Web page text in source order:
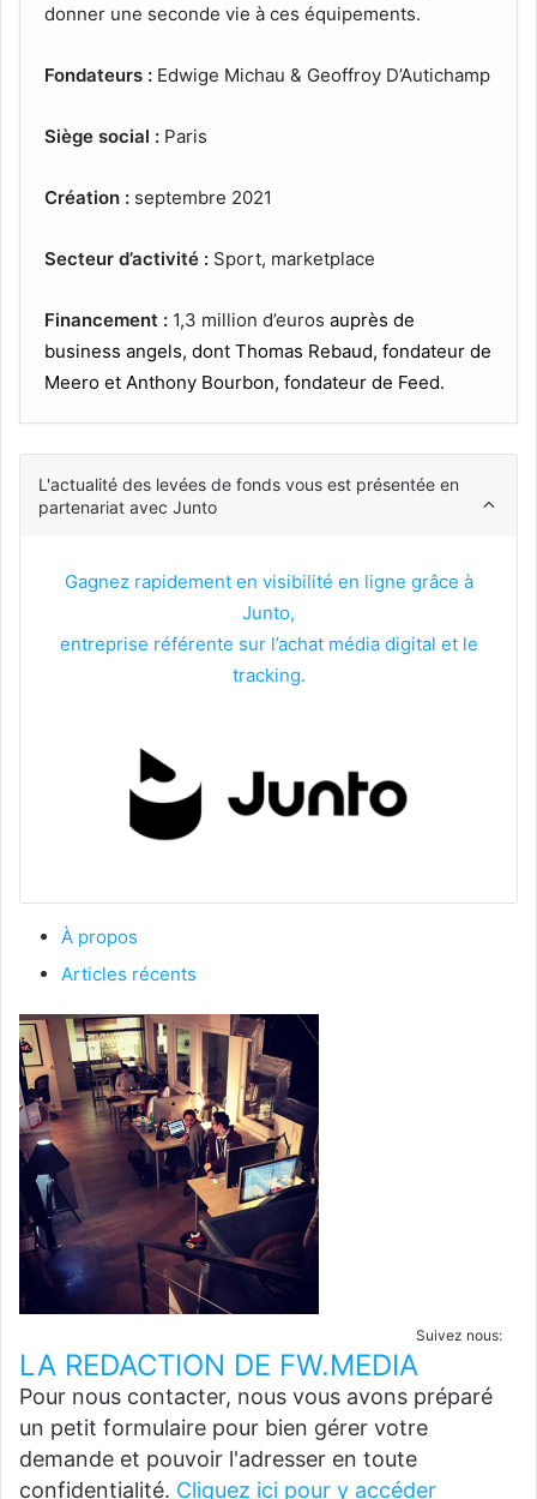
donner une seconde vie à ces équipements.
Fondateurs : Edwige Michau & Geoffroy D’Autichamp
Siège social : Paris
Création : septembre 2021
Secteur d’activité : Sport, marketplace
Financement : 1,3 million d’euros auprès de
business angels, dont Thomas Rebaud, fondateur de
Meero et Anthony Bourbon, fondateur de Feed.
L'actualité des levées de fonds vous est présentée en
partenariat avec Junto
Gagnez rapidement en visibilité en ligne grâce à
Junto,
entreprise référente sur l’achat média digital et le
tracking.
À propos
Articles récents
Suivez nous:
LA REDACTION DE FW.MEDIA
Pour nous contacter, nous vous avons préparé
un petit formulaire pour bien gérer votre
demande et pouvoir l'adresser en toute
confidentialité. Cliquez ici pour y accéder